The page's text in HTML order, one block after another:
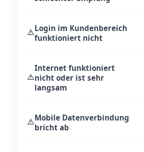
⚠️Login im Kundenbereich
funktioniert nicht
⚠️
Internet funktioniert
nicht oder ist sehr
langsam
⚠️Mobile Datenverbindung
bricht ab